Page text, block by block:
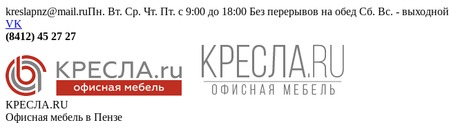
kreslapnz@mail.ruПн. Вт. Ср. Чт. Пт. с 9:00 до 18:00 Без перерывов на обед Сб. Вс. - выходной
VK
(8412) 45 27 27
КРЕСЛА.RU
Офисная мебель в Пензе